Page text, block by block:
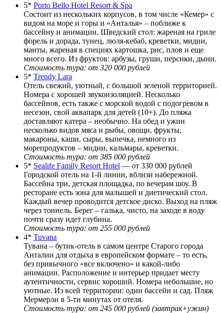
5* Porto Bello Hotel Resort & Spa
Состоит из нескольких корпусов, в том числе «Кемер» с
видом на море и горы и «Анталья» – поближе к
бассейну и анимации. Шведский стол: жареная на гриле
форель и дорада, тунец, люля-кебаб, креветки, мидии,
манты, жареная в специях картошка, рис, плов и еще
много всего. Из фруктов: арбузы, груши, персики, дыни.
Стоимость тура: от 320 000 рублей
5* Trendy Lara
Отель свежий, уютный, с большой зеленой территорией.
Номера с хорошей звукоизоляцией. Несколько
бассейнов, есть также с морской водой с подогревом в
несезон, свой аквапарк для детей (10+). До пляжа
доставляют катера – необычно. На обед и ужин
несколько видов мяса и рыбы, овощи, фрукты,
макароны, каши, сыры, выпечка, немного из
морепродуктов – мидии, кальмары, креветки.
Стоимость тура: от 385 000 рублей
5* Sealife Family Resort Hotel — от 330 000 рублей
Городской отель на 1-й линии, вблизи набережной.
Бассейна три, детская площадка, по вечерам шоу. В
ресторане есть зона для малышей и диетический стол.
Каждый вечер проводится детское диско. Выход на пляж
через тоннель. Берег – галька, чисто, на заходе в воду
почти сразу идет глубина.
Стоимость тура: от 255 000 рублей
4* Tuvana
Тувана – бутик-отель в самом центре Старого города
Анталии для отдыха в европейском формате – то есть,
без привычного «все включено» и какой-либо
анимации. Расположение и интерьер придает месту
аутентичности, сервис хороший. Номера небольшие, но
уютные. Из всей территории: один бассейн и сад. Пляж
Мермерли в 5-ти минутах от отеля.
Стоимость тура: от 245 000 рублей (завтрак+ужин)